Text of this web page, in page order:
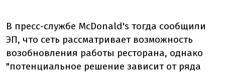
В пресс-службе McDonald's тогда сообщили
ЭП, что сеть рассматривает возможность
возобновления работы ресторана, однако
"потенциальное решение зависит от ряда